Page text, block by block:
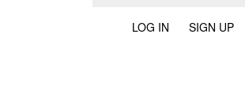
LOG IN SIGN UP